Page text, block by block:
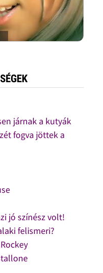
járnak a kutyák
fogva jöttek a
jó színész volt!
felismeri?